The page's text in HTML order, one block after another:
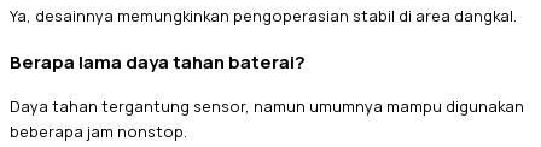
Ya, desainnya memungkinkan pengoperasian stabil di area dangkal.
Berapa lama daya tahan baterai?
Daya tahan tergantung sensor, namun umumnya mampu digunakan
beberapa jam nonstop.